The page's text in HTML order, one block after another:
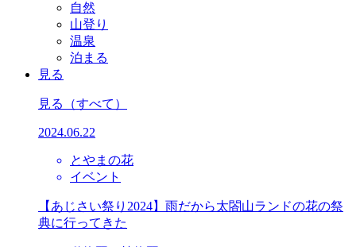
自然
山登り
温泉
泊まる
見る
見る （すべて）
2024.06.22
とやまの花
イベント
【あじさい祭り2024】雨だから太閤山ランドの花の祭
典に行ってきた